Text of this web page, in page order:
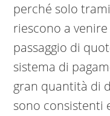
perché solo
riescono a
passaggio di
sistema di
gran quantità di
sono consistenti